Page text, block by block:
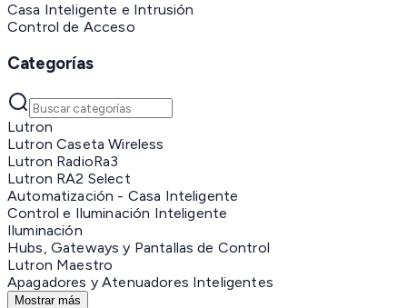
Casa Inteligente e Intrusión
Control de Acceso
Categorías
Lutron
Lutron Caseta Wireless
Lutron RadioRa3
Lutron RA2 Select
Automatización - Casa Inteligente
Control e Iluminación Inteligente
Iluminación
Hubs, Gateways y Pantallas de Control
Lutron Maestro
Apagadores y Atenuadores Inteligentes
Mostrar más